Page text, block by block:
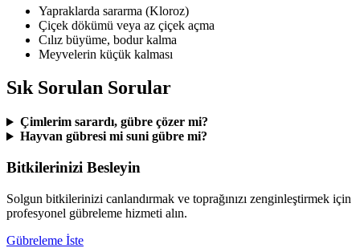
Yapraklarda sararma (Kloroz)
Çiçek dökümü veya az çiçek açma
Cılız büyüme, bodur kalma
Meyvelerin küçük kalması
Sık Sorulan Sorular
Çimlerim sarardı, gübre çözer mi?
Hayvan gübresi mi suni gübre mi?
Bitkilerinizi Besleyin
Solgun bitkilerinizi canlandırmak ve toprağınızı zenginleştirmek için
profesyonel gübreleme hizmeti alın.
Gübreleme İste